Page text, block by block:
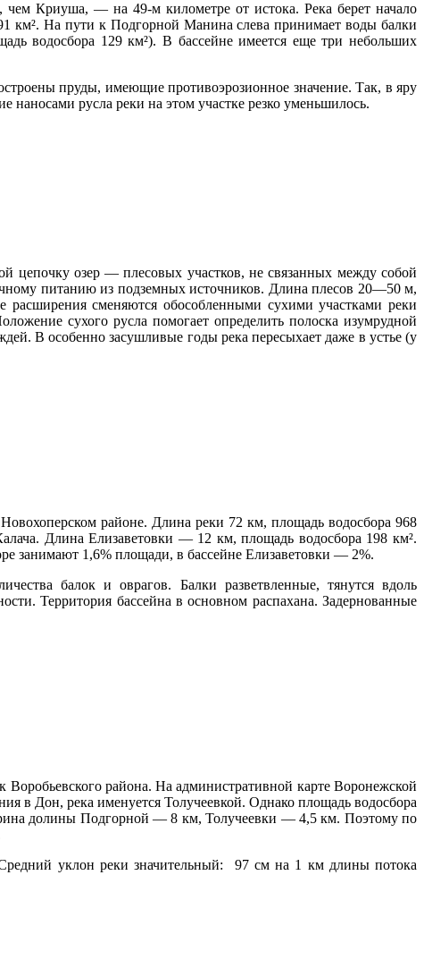
Криуша, — на 49-м километре от истока. Река берет начало
км². На пути к Подгорной Манина слева принимает воды балки
водосбора 129 км²). В бассейне имеется еще три небольших
пруды, имеющие противоэрозионное значение. Так, в яру
наносами русла реки на этом участке резко уменьшилось.
цепочку озер — плесовых участков, не связанных между собой
питанию из подземных источников. Длина плесов 20—50 м,
сменяются обособленными сухими участками реки
сухого русла помогает определить полоска изумрудной
В особенно засушливые годы река пересыхает даже в устье (у
районе. Длина реки 72 км, площадь водосбора 968
Длина Елизаветовки — 12 км, площадь водосбора 198 км².
занимают 1,6% площади, в бассейне Елизаветовки — 2%.
балок и оврагов. Балки разветвленные, тянутся вдоль
Территория бассейна в основном распахана. Задернованные
района. На административной карте Воронежской
в Дон, река именуется Толучеевкой. Однако площадь водосбора
долины Подгорной — 8 км, Толучеевки — 4,5 км. Поэтому по
уклон реки значительный: 97 см на 1 км длины потока